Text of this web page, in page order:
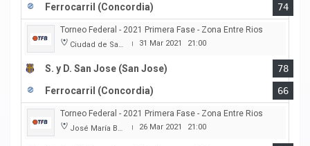
Ferrocarril (Concordia)
74
Torneo Federal - 2021 Primera Fase - Zona Entre Rios
Ciudad de San Jose | 31 Mar 2021 21:00
S. y D. San Jose (San Jose)
78
Ferrocarril (Concordia)
66
Torneo Federal - 2021 Primera Fase - Zona Entre Rios
José María Bertora | 26 Mar 2021 21:00